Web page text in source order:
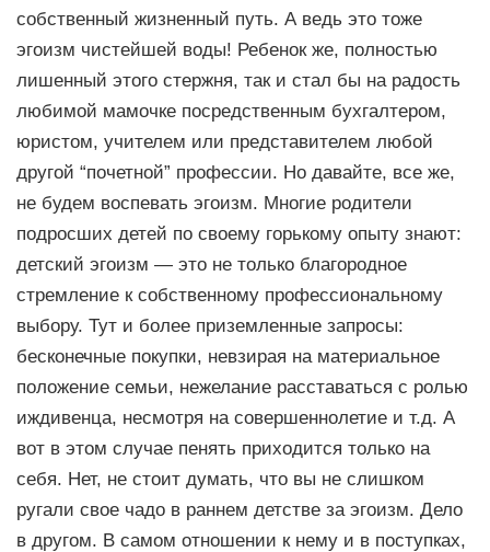
собственный жизненный путь. А ведь это тоже
эгоизм чистейшей воды! Ребенок же, полностью
лишенный этого стержня, так и стал бы на радость
любимой мамочке посредственным бухгалтером,
юристом, учителем или представителем любой
другой “почетной” профессии. Но давайте, все же,
не будем воспевать эгоизм. Многие родители
подросших детей по своему горькому опыту знают:
детский эгоизм — это не только благородное
стремление к собственному профессиональному
выбору. Тут и более приземленные запросы:
бесконечные покупки, невзирая на материальное
положение семьи, нежелание расставаться с ролью
иждивенца, несмотря на совершеннолетие и т.д. А
вот в этом случае пенять приходится только на
себя. Нет, не стоит думать, что вы не слишком
ругали свое чадо в раннем детстве за эгоизм. Дело
в другом. В самом отношении к нему и в поступках,